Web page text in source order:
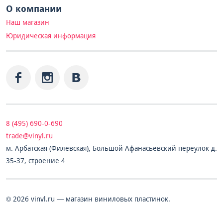
О компании
Наш магазин
Юридическая информация
8 (495) 690-0-690
trade@vinyl.ru
м. Арбатская (Филевская), Большой Афанасьевский переулок д.
35-37, строение 4
© 2026 vinyl.ru — магазин виниловых пластинок.